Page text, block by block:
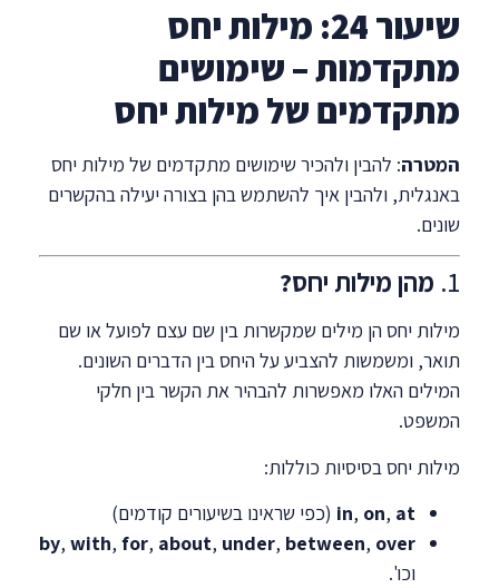
שיעור 24:
מילות יחס
מתקדמות – שימושים
מתקדמים של מילות יחס
המטרה: להבין ולהכיר שימושים מתקדמים של מילות יחס
באנגלית, ולהבין איך להשתמש בהן בצורה יעילה בהקשרים
שונים.
1. מהן מילות יחס?
מילות יחס הן מילים שמקשרות בין שם עצם לפועל או שם
תואר, ומשמשות להצביע על היחס בין הדברים השונים.
המילים האלו מאפשרות להבהיר את הקשר בין חלקי
המשפט.
מילות יחס בסיסיות כוללות:
in, on, at
(כפי שראינו בשיעורים קודמים)
by, with, for, about, under, between, over
וכו'.